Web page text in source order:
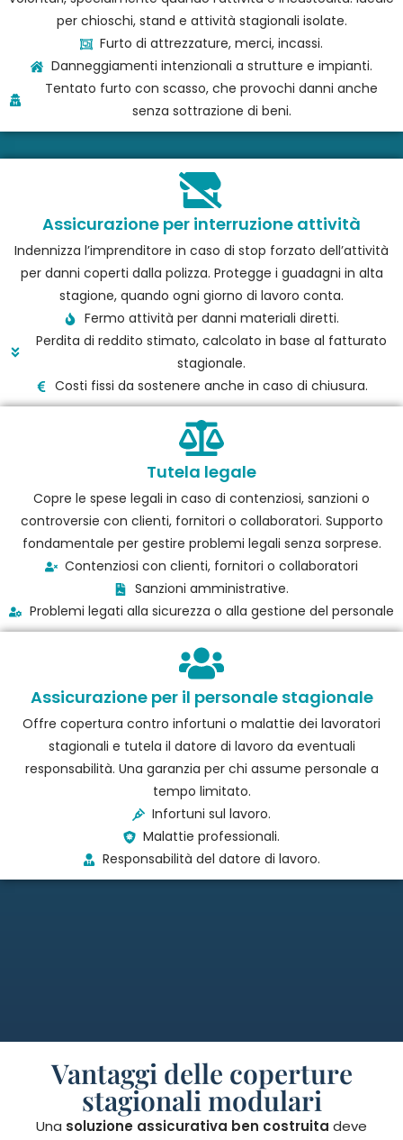
per chioschi, stand e attività stagionali isolate.
Furto di attrezzature, merci, incassi.
Danneggiamenti intenzionali a strutture e impianti.
Tentato furto con scasso, che provochi danni anche
senza sottrazione di beni.
Assicurazione per interruzione attività
Indennizza l’imprenditore in caso di stop forzato dell’attività
per danni coperti dalla polizza. Protegge i guadagni in alta
stagione, quando ogni giorno di lavoro conta.
Fermo attività per danni materiali diretti.
Perdita di reddito stimato, calcolato in base al fatturato
stagionale.
Costi fissi da sostenere anche in caso di chiusura.
Tutela legale
Copre le spese legali in caso di contenziosi, sanzioni o
controversie con clienti, fornitori o collaboratori. Supporto
fondamentale per gestire problemi legali senza sorprese.
Contenziosi con clienti, fornitori o collaboratori
Sanzioni amministrative.
Problemi legati alla sicurezza o alla gestione del personale
Assicurazione per il personale stagionale
Offre copertura contro infortuni o malattie dei lavoratori
stagionali e tutela il datore di lavoro da eventuali
responsabilità. Una garanzia per chi assume personale a
tempo limitato.
Infortuni sul lavoro.
Malattie professionali.
Responsabilità del datore di lavoro.
Una soluzione assicurativa ben costruita deve
Vantaggi delle coperture
stagionali modulari